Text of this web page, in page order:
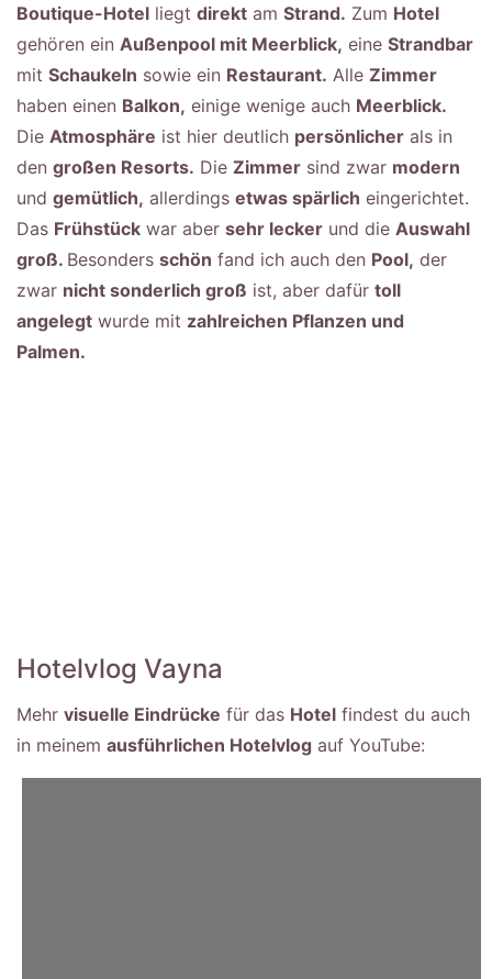
Boutique-Hotel liegt direkt am Strand. Zum Hotel
gehören ein Außenpool mit Meerblick, eine Strandbar
mit Schaukeln sowie ein Restaurant. Alle Zimmer
haben einen Balkon, einige wenige auch Meerblick.
Die Atmosphäre ist hier deutlich persönlicher als in
den großen Resorts. Die Zimmer sind zwar modern
und gemütlich, allerdings etwas spärlich eingerichtet.
Das Frühstück war aber sehr lecker und die Auswahl
groß. Besonders schön fand ich auch den Pool, der
zwar nicht sonderlich groß ist, aber dafür toll
angelegt wurde mit zahlreichen Pflanzen und
Palmen.
Hotelvlog Vayna
Mehr visuelle Eindrücke für das Hotel findest du auch
in meinem ausführlichen Hotelvlog auf YouTube: